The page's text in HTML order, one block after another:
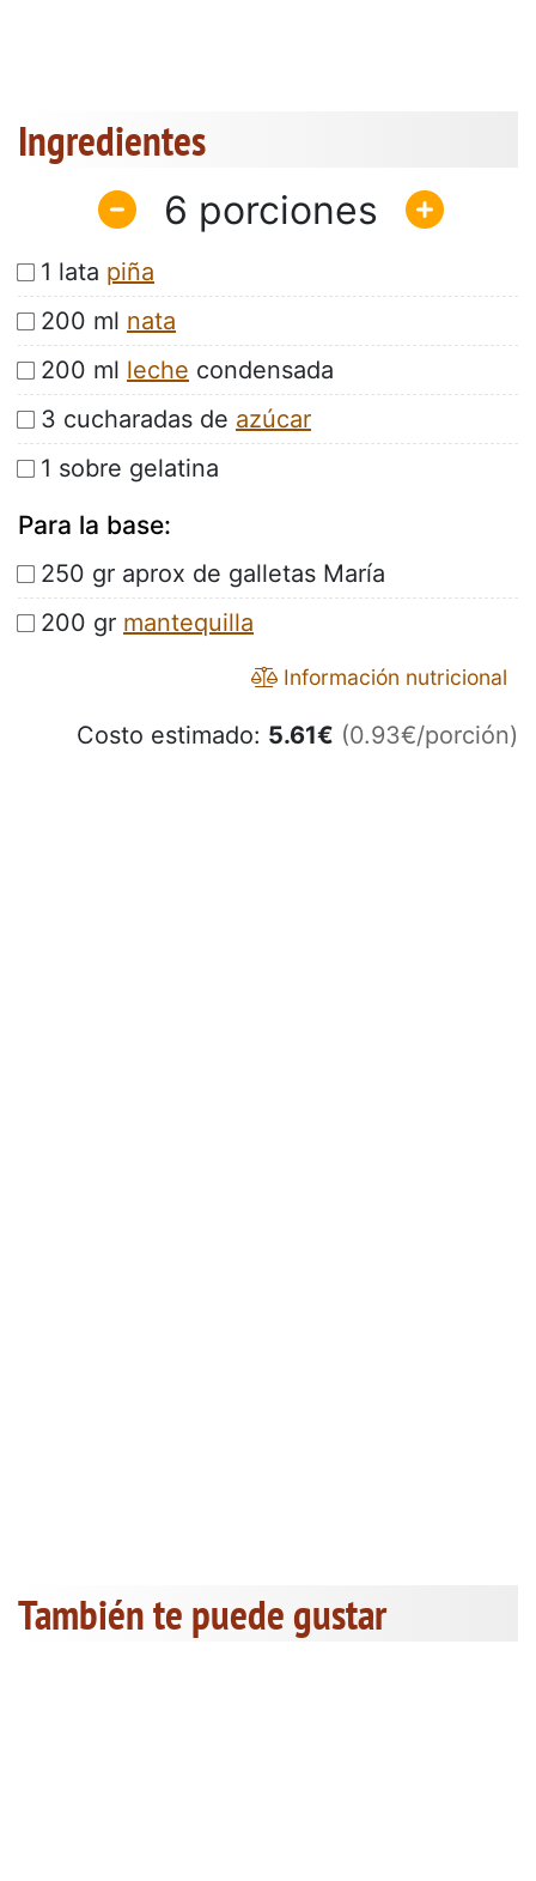
Ingredientes
6
1 lata piña
200 ml nata
200 ml leche condensada
3 cucharadas de azúcar
1 sobre gelatina
Para la base:
250 gr aprox de galletas María
200 gr mantequilla
Información nutricional
Costo estimado: 5.61€ (0.93€/porción)
También te puede gustar